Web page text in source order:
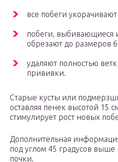
все побеги
побеги, выбивающиеся
обрезают до размеров
удаляют полностью
прививки.
Старые кусты или
оставляя пенек высотой 15
стимулирует рост новых
Дополнительная
под углом 45 градусов выше
почки.